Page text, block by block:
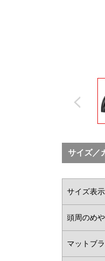
サイズ／
サイズ表
頭周のめ
マットブ